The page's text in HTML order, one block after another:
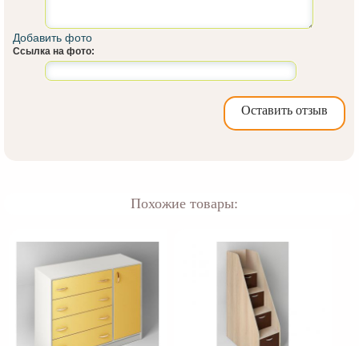
Добавить фото
Ссылка на фото:
Оставить отзыв
Похожие товары: